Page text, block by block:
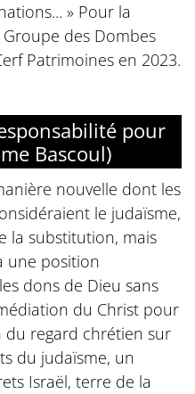
» Pour la
des Dombes
Patrimoines en 2023.
pour
Bascoul)
nouvelle dont les
le judaïsme,
la substitution, mais
une position
dons de Dieu sans
du Christ pour
du regard chrétien sur
du judaïsme, un
Israël, terre de la